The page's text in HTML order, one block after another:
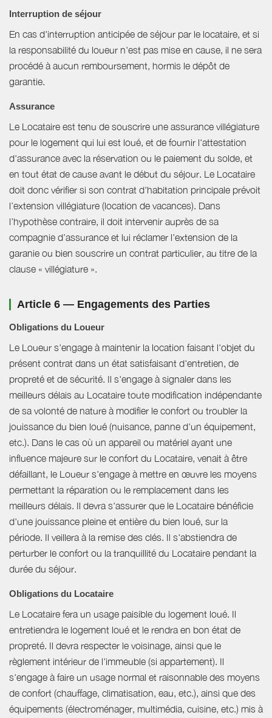
Interruption de séjour
En cas d'interruption anticipée de séjour par le locataire, et si
la responsabilité du loueur n'est pas mise en cause, il ne sera
procédé à aucun remboursement, hormis le dépôt de
garantie.
Assurance
Le Locataire est tenu de souscrire une assurance villégiature
pour le logement qui lui est loué, et de fournir l'attestation
d'assurance avec la réservation ou le paiement du solde, et
en tout état de cause avant le début du séjour. Le Locataire
doit donc vérifier si son contrat d'habitation principale prévoit
l’extension villégiature (location de vacances). Dans
l’hypothèse contraire, il doit intervenir auprès de sa
compagnie d’assurance et lui réclamer l’extension de la
garanie ou bien souscrire un contrat particulier, au titre de la
clause « villégiature ».
Article 6 — Engagements des Parties
Obligations du Loueur
Le Loueur s'engage à maintenir la location faisant l'objet du
présent contrat dans un état satisfaisant d'entretien, de
propreté et de sécurité. Il s'engage à signaler dans les
meilleurs délais au Locataire toute modification indépendante
de sa volonté de nature à modifier le confort ou troubler la
jouissance du bien loué (nuisance, panne d'un équipement,
etc.). Dans le cas où un appareil ou matériel ayant une
influence majeure sur le confort du Locataire, venait à être
défaillant, le Loueur s'engage à mettre en œuvre les moyens
permettant la réparation ou le remplacement dans les
meilleurs délais. Il devra s'assurer que le Locataire bénéficie
d'une jouissance pleine et entière du bien loué, sur la
période. Il veillera à la remise des clés. Il s'abstiendra de
perturber le confort ou la tranquillité du Locataire pendant la
durée du séjour.
Obligations du Locataire
Le Locataire fera un usage paisible du logement loué. Il
entretiendra le logement loué et le rendra en bon état de
propreté. Il devra respecter le voisinage, ainsi que le
règlement intérieur de l'immeuble (si appartement). Il
s'engage à faire un usage normal et raisonnable des moyens
de confort (chauffage, climatisation, eau, etc.), ainsi que des
équipements (électroménager, multimédia, cuisine, etc.) mis à